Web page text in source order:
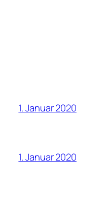
1. Januar 2020
1. Januar 2020